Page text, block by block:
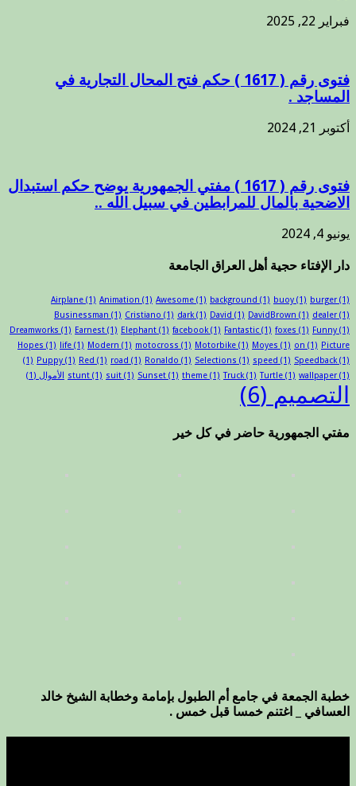
فبراير 22, 2025
فتوى رقم ( 1617 ) حكم فتح المحال التجارية في
المساجد .
أكتوبر 21, 2024
فتوى رقم ( 1617 ) مفتي الجمهورية يوضح حكم استبدال
الاضحية بالمال للمرابطين في سبيل الله ..
يونيو 4, 2024
دار الإفتاء حجية أهل العراق الجامعة
Airplane (1) Animation (1) Awesome (1) background (1) buoy (1) burger (1)
Businessman (1) Cristiano (1) dark(1) David (1) DavidBrown (1) dealer (1)
Dreamworks (1) Earnest (1) Elephant (1) facebook(1) Fantastic (1) foxes (1) Funny (1)
Hopes (1) life (1) Modern (1) motocross (1) Motorbike (1) Moyes (1) on (1) Picture
(1) Puppy (1) Red (1) road (1) Ronaldo (1) Selections (1) speed (1) Speedback(1)
stunt (1) suit (1) Sunset (1) theme (1) Truck(1) Turtle (1) wallpaper (1) الأموال (1)
التصميم (6)
مفتي الجمهورية حاضر في كل خير
خطبة الجمعة في جامع أم الطبول بإمامة وخطابة الشيخ خالد
العسافي _ اغتنم خمسا قبل خمس .